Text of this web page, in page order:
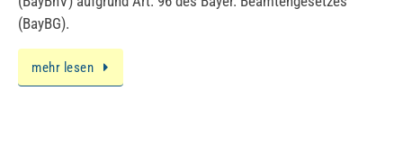
(BayBG).
mehr lesen